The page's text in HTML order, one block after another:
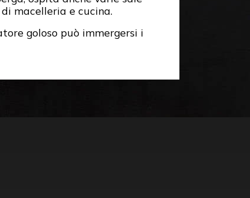
macelleria e cucina.
goloso può immergersi i